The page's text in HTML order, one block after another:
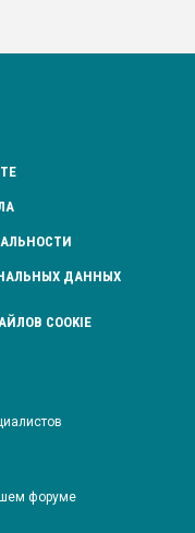
ДАННЫХ
COOKIE
форуме